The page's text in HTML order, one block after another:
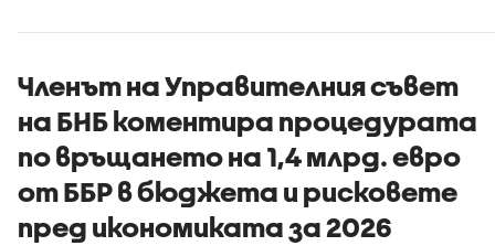
промени,
Членът на Управителния съвет
на БНБ коментира процедурата
по връщането на 1,4 млрд. евро
от ББР в бюджета и рисковете
пред икономиката за 2026